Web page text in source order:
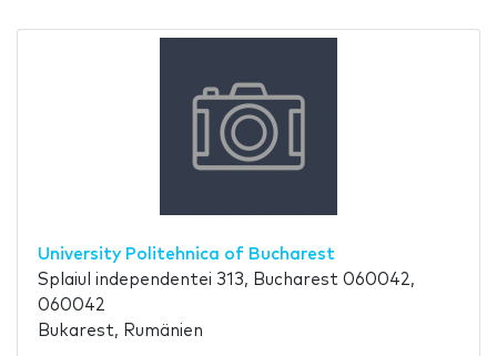
University Politehnica of Bucharest
Splaiul independentei 313, Bucharest 060042,
060042
Bukarest, Rumänien